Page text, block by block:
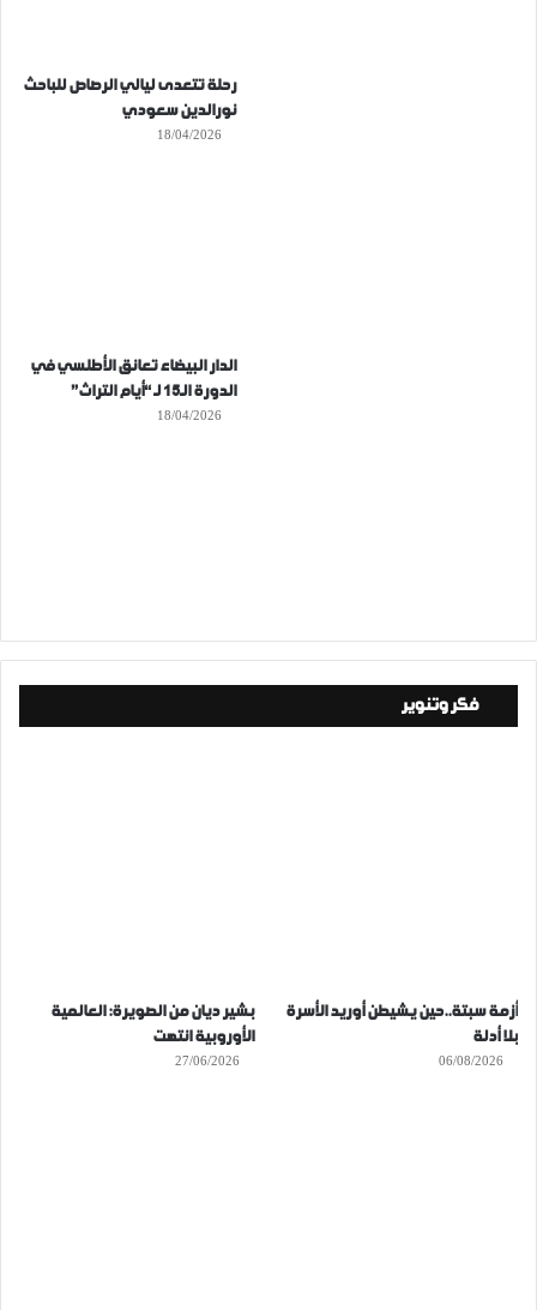
رحلة تتعدى ليالي الرصاص للباحث
نورالدين سعودي
18/04/2026
الدار البيضاء تعانق الأطلسي في
الدورة الـ15 لـ “أيام التراث”
18/04/2026
فكر وتنوير
أزمة سبتة..حين يشيطن أوريد الأسرة
بلا أدلة
06/08/2026
بشير ديان من الصويرة: العالمية
الأوروبية انتهت
27/06/2026